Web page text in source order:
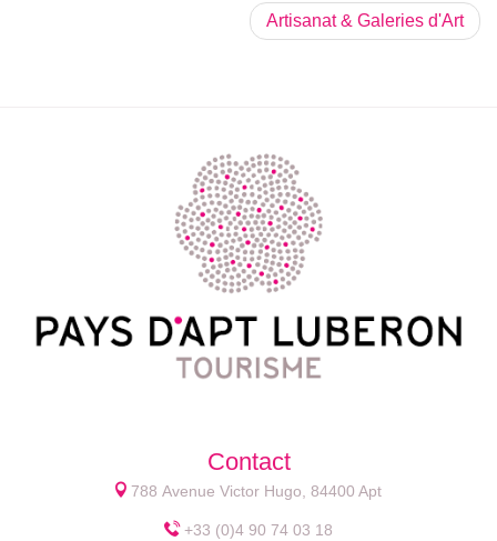
Artisanat & Galeries d'Art
Contact
788 Avenue Victor Hugo, 84400 Apt
+33 (0)4 90 74 03 18